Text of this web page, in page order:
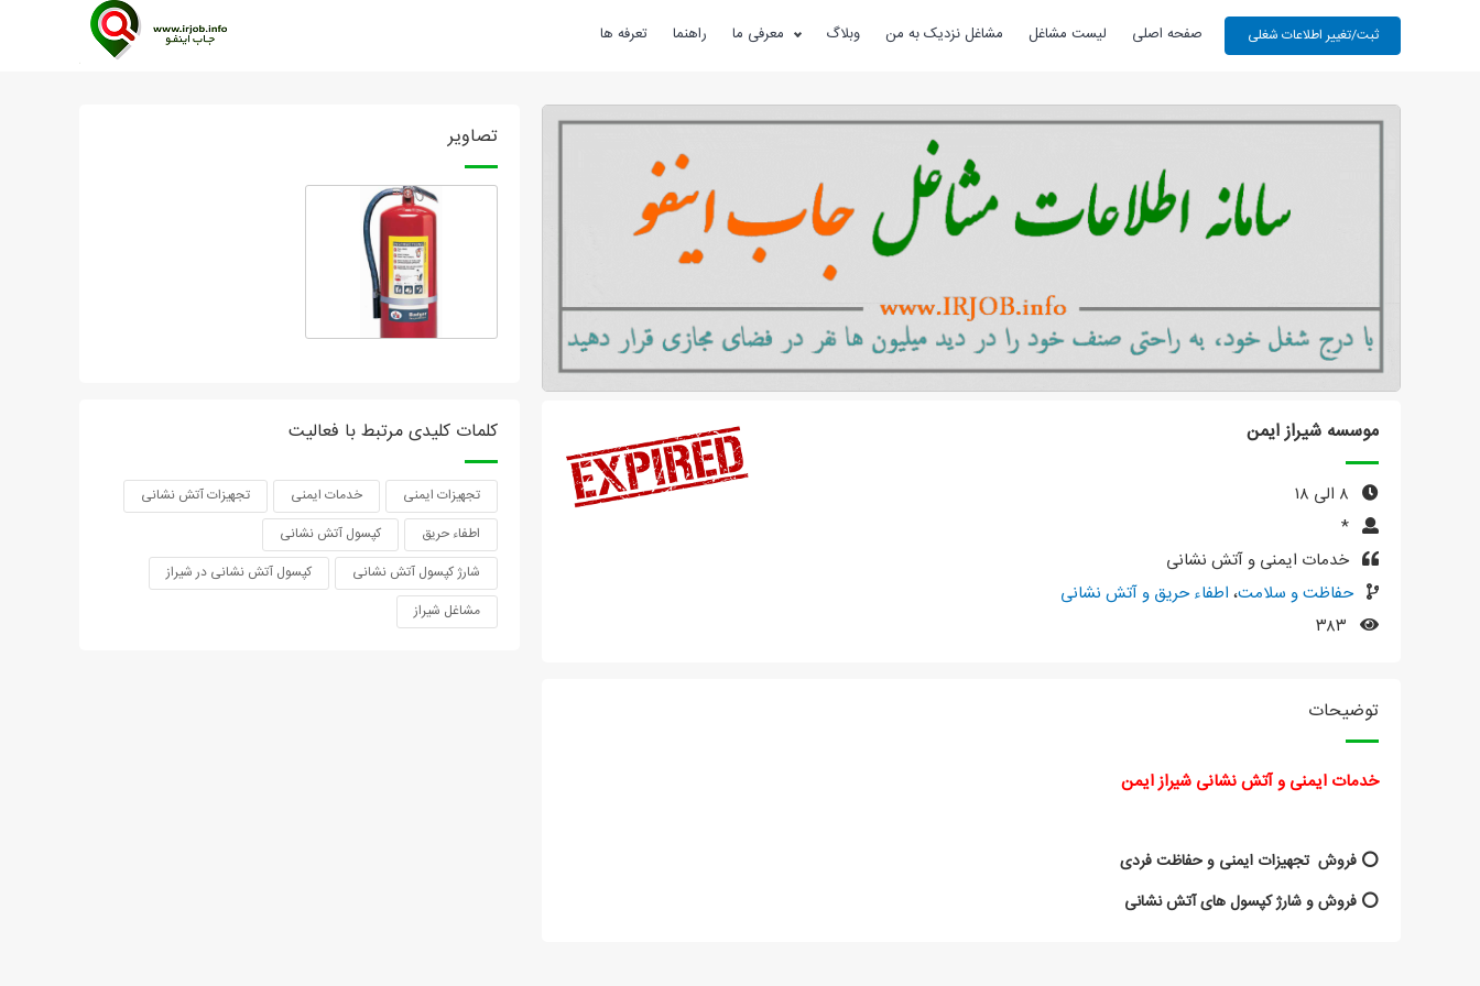
صفحه اصلی لیست مشاغل مشاغل نزدیک به من وبلاگ معرفی ما راهنما تعرفه ها
موسسه شیراز ایمن
*
خدمات ایمنی و آتش نشانی
حفاظت و سلامت، اطفاء حریق و آتش نشانی
توضیحات
خدمات ایمنی و آتش نشانی شیراز ایمن
⭕ فروش تجهیزات ایمنی و حفاظت فردی
⭕ فروش و شارژ کپسول های آتش نشانی
تصاویر
کلمات کلیدی مرتبط با فعالیت
تجهیزات ایمنی خدمات ایمنی
تجهیزات آتش نشانی
اطفاء حریق
کپسول آتش نشانی
شارژ کپسول آتش نشانی
کپسول آتش نشانی در شیراز
مشاغل شیراز